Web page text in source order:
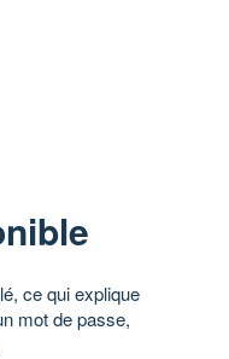
ce qui explique
mot de passe,